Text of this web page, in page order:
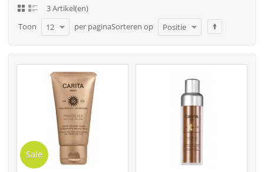
3 Artikel(en)
Toon
12 per paginaSorteren op Positie
Sale